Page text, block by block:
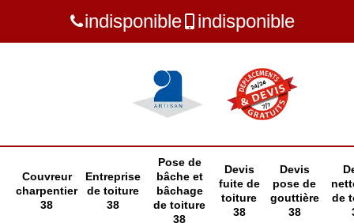
indisponible indisponible
Couvreur
charpentier
38
Entreprise
de toiture
38
Pose de
bâche et
bâchage
de toiture
38
Devis
fuite de
toiture
38
Devis
pose de
gouttière
38
de